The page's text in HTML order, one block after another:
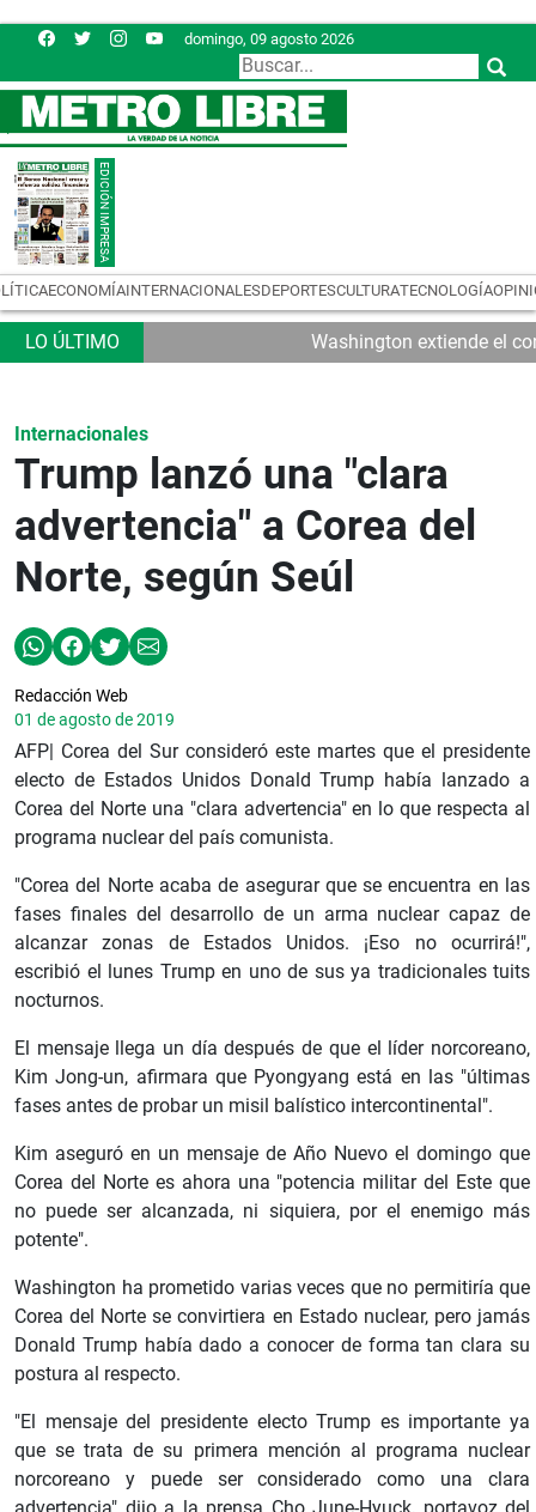
domingo, 09 agosto 2026
ECONOMÍAINTERNACIONALESDEPORTESCULTURATECNOLOGÍA
Washington extiende el
Internacionales
Trump lanzó una "clara
advertencia" a Corea del
Norte, según Seúl
Redacción Web
01 de agosto de 2019
AFP| Corea del Sur consideró este martes que el presidente
electo de Estados Unidos Donald Trump había lanzado a
Corea del Norte una "clara advertencia" en lo que respecta al
programa nuclear del país comunista.
"Corea del Norte acaba de asegurar que se encuentra en las
fases finales del desarrollo de un arma nuclear capaz de
alcanzar zonas de Estados Unidos. ¡Eso no ocurrirá!",
escribió el lunes Trump en uno de sus ya tradicionales tuits
nocturnos.
El mensaje llega un día después de que el líder norcoreano,
Kim Jong-un, afirmara que Pyongyang está en las "últimas
fases antes de probar un misil balístico intercontinental".
Kim aseguró en un mensaje de Año Nuevo el domingo que
Corea del Norte es ahora una "potencia militar del Este que
no puede ser alcanzada, ni siquiera, por el enemigo más
potente".
Washington ha prometido varias veces que no permitiría que
Corea del Norte se convirtiera en Estado nuclear, pero jamás
Donald Trump había dado a conocer de forma tan clara su
postura al respecto.
"El mensaje del presidente electo Trump es importante ya
que se trata de su primera mención al programa nuclear
norcoreano y puede ser considerado como una clara
advertencia" dijo a la prensa Cho June-Hyuck, portavoz del